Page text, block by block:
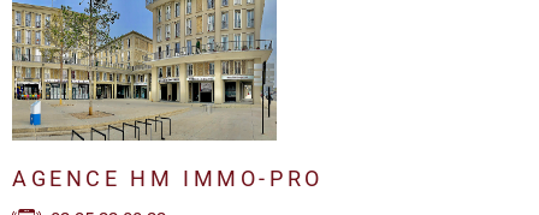
AGENCE HM IMMO-PRO